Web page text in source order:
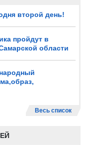
второй день!
пройдут в
области
Весь список